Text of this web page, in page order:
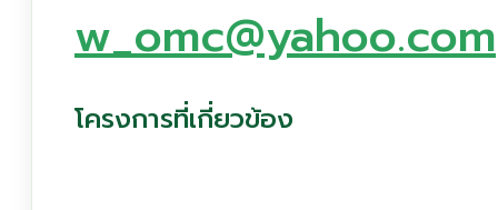
w_omc@yahoo.com
โครงการที่เกี่ยวข้อง